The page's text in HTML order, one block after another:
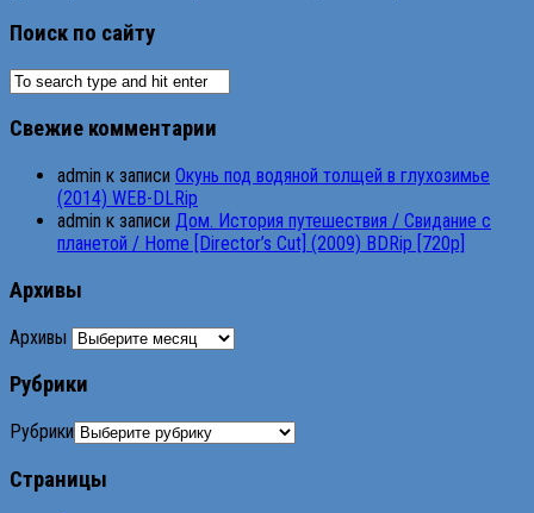
Поиск по сайту
Свежие комментарии
admin к записи Окунь под водяной толщей в глухозимье
(2014) WEB-DLRip
admin к записи Дом. История путешествия / Свидание с
планетой / Home [Director’s Cut] (2009) BDRip [720p]
Архивы
Архивы
Рубрики
Рубрики
Страницы